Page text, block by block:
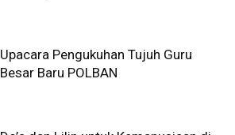
Upacara Pengukuhan Tujuh Guru
Besar Baru POLBAN